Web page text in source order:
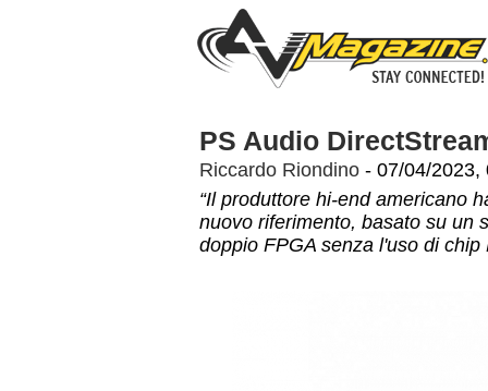
PS Audio
Riccardo Riondino - 07/04/2023,
“Il produttore hi-end americano
nuovo riferimento, basato su un
doppio FPGA senza l'uso di